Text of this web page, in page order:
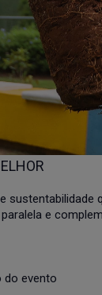
e
do evento